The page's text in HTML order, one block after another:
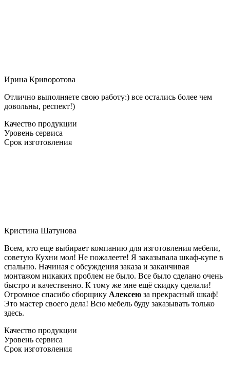
Ирина Криворотова
Отлично выполняете свою работу:) все остались более чем
довольны, респект!)
Качество продукции
Уровень сервиса
Срок изготовления
Кристина Шатунова
Всем, кто еще выбирает компанию для изготовления мебели,
советую Кухни мол! Не пожалеете! Я заказывала шкаф-купе в
спальню. Начиная с обсуждения заказа и заканчивая
монтажом никаких проблем не было. Все было сделано очень
быстро и качественно. К тому же мне ещё скидку сделали!
Огромное спасибо сборщику Алексею за прекрасный шкаф!
Это мастер своего дела! Всю мебель буду заказывать только
здесь.
Качество продукции
Уровень сервиса
Срок изготовления